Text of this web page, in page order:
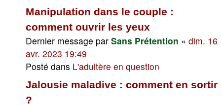
Manipulation dans le couple :
comment ouvrir les yeux
Dernier message par Sans Prétention « dim. 16
avr. 2023 19:49
Posté dans L'adultère en question
Jalousie maladive : comment en sortir
?